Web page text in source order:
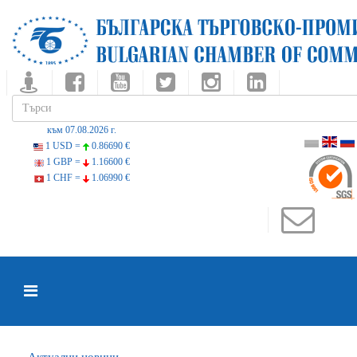
към 07.08.2026 г.
1 USD =
0.86690 €
1 GBP =
1.16600 €
1 CHF =
1.06990 €